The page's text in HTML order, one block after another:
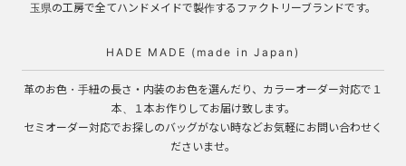
玉県の工房で全てハンドメイドで製作するファクトリーブランドです。
HADE MADE (made in Japan)
革のお色・手紐の長さ・内装のお色を選んだり、カラーオーダー対応で１
本、１本お作りしてお届け致します。
セミオーダー対応でお探しのバッグがない時などお気軽にお問い合わせく
ださいませ。